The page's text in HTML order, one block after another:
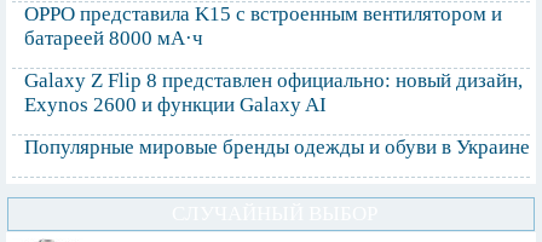
OPPO представила K15 с встроенным вентилятором и
батареей 8000 мА·ч
Galaxy Z Flip 8 представлен официально: новый дизайн,
Exynos 2600 и функции Galaxy AI
Популярные мировые бренды одежды и обуви в Украине